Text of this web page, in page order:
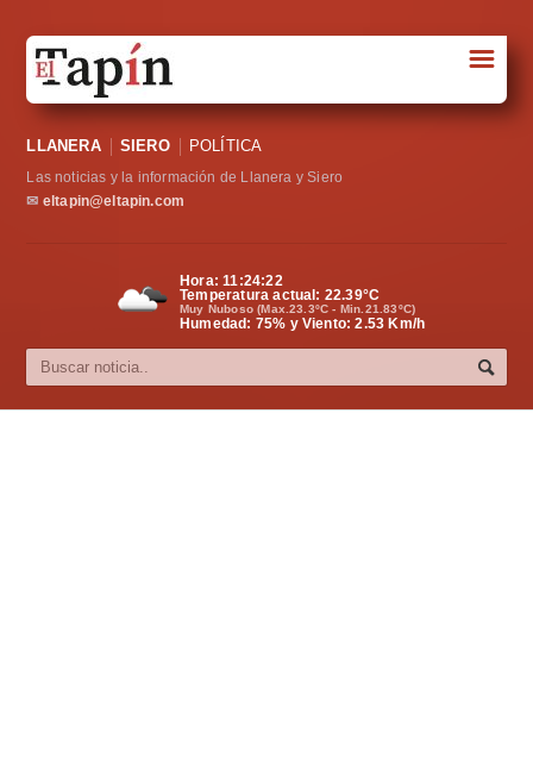
Sociedad
Política
Cultura
☰
LLANERA SIERO POLÍTICA
Las noticias y la información de Llanera y Siero
✉ eltapin@eltapin.com
Hora:11:24:23
Temperatura actual: 22.39°C
Muy Nuboso (Max.23.3ºC - Min.21.83ºC)
Humedad: 75% y Viento: 2.53 Km/h